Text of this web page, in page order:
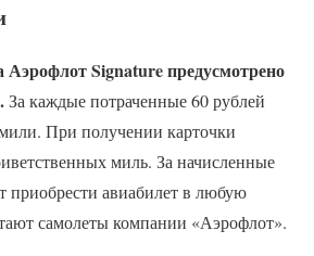
Signature предусмотрено
За каждые потраченные 60 рублей
При получении карточки
миль. За начисленные
приобрести авиабилет в любую
самолеты компании «Аэрофлот».